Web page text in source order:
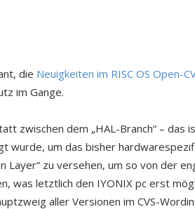
die Neuigkeiten im RISC OS Open-
im Gange.
zwischen dem „HAL-Branch“ – das
wurde, um das bisher
Layer“ zu versehen, um so von der
was letztlich den IYONIX pc erst
aller Versionen im CVS-